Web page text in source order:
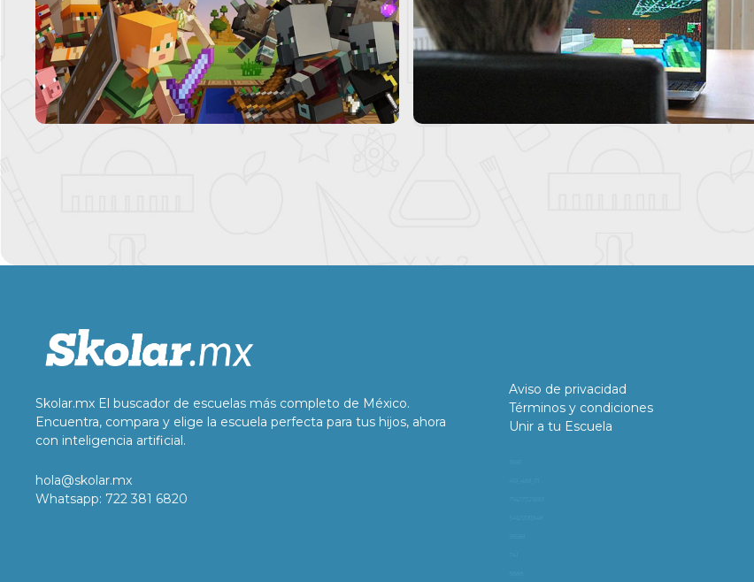
Skolar.mx El buscador de escuelas más completo de México.
Encuentra, compara y elige la escuela perfecta para tus hijos, ahora
con inteligencia artificial.
hola@skolar.mx
Whatsapp: 722 381 6820
Aviso de privacidad
Términos y condiciones
Unir a tu Escuela